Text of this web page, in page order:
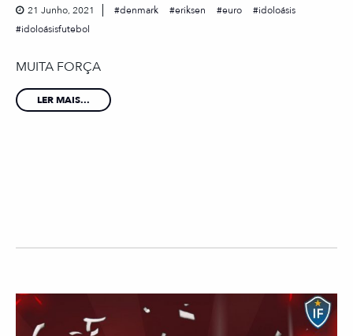
21 Junho, 2021 denmark eriksen euro
idoloásis
idoloásisfutebol
MUITA FORÇA
LER MAIS...